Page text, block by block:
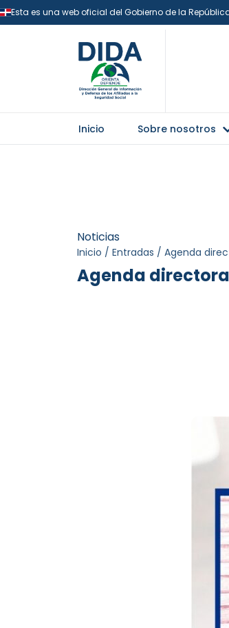
Esta es una web oficial del Gobierno de la
Inicio Sobre nosotros
Noticias
Inicio / Entradas / Agenda
Agenda